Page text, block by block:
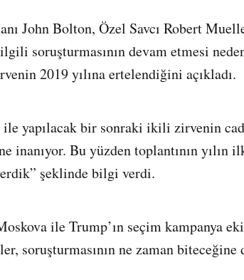
John Bolton, Özel Savcı Robert
soruşturmasının devam etmesi
2019 yılına ertelendiğini açıkladı.
yapılacak bir sonraki ikili zirvenin
inanıyor. Bu yüzden toplantının yılın
şeklinde bilgi verdi.
ile Trump’ın seçim kampanya
soruşturmasının ne zaman